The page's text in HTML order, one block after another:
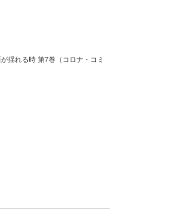
揺れる時 第7巻（コロナ・コミ